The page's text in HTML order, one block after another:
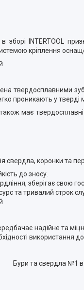
зборі INTERTOOL
кріплення
твердосплавними
проникають у
має
свердла, коронки та
до зносу.
зберігає свою
та тривалий строк
надійне та
використання
Бури та свердла №1 в